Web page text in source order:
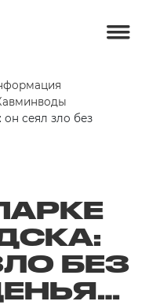
сеял зло без
БЕЗ